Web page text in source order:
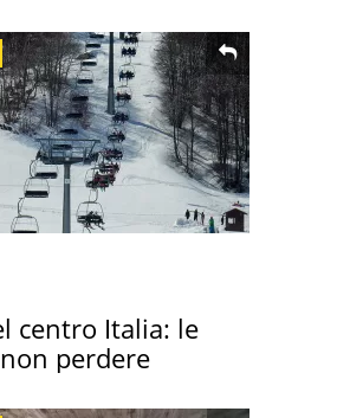
centro Italia: le
perdere